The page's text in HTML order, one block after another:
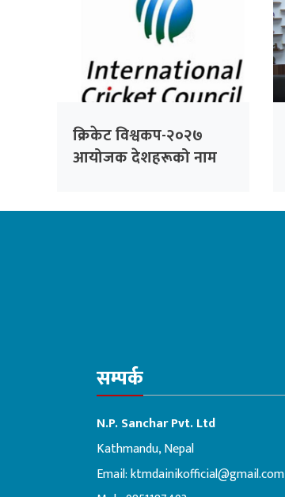
क्रिकेट विश्वकप-२०२७
आयोजक देशहरूको नाम
सम्पर्क
N.P. Sanchar Pvt. Ltd
Kathmandu, Nepal
Email:ktmdainikofficial@gmail.com